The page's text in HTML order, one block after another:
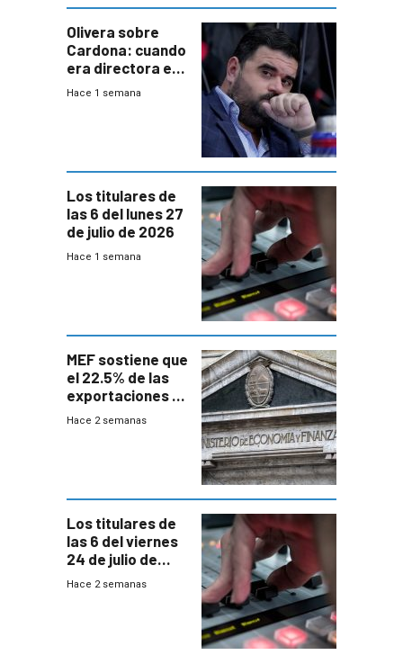
Olivera sobre
Cardona: cuando
era directora en
UTE “no era muy
Hace 1 semana
Los titulares de
las 6 del lunes 27
de julio de 2026
Hace 1 semana
MEF sostiene que
el 22.5% de las
exportaciones a
EE.UU se verán
Hace 2 semanas
Los titulares de
las 6 del viernes
24 de julio de
2026
Hace 2 semanas